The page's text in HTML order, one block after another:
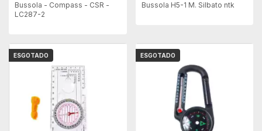
Bussola - Compass - CSR -
LC287-2
Bussola H5-1 M. Silbato ntk
ESGOTADO ESGOTADO